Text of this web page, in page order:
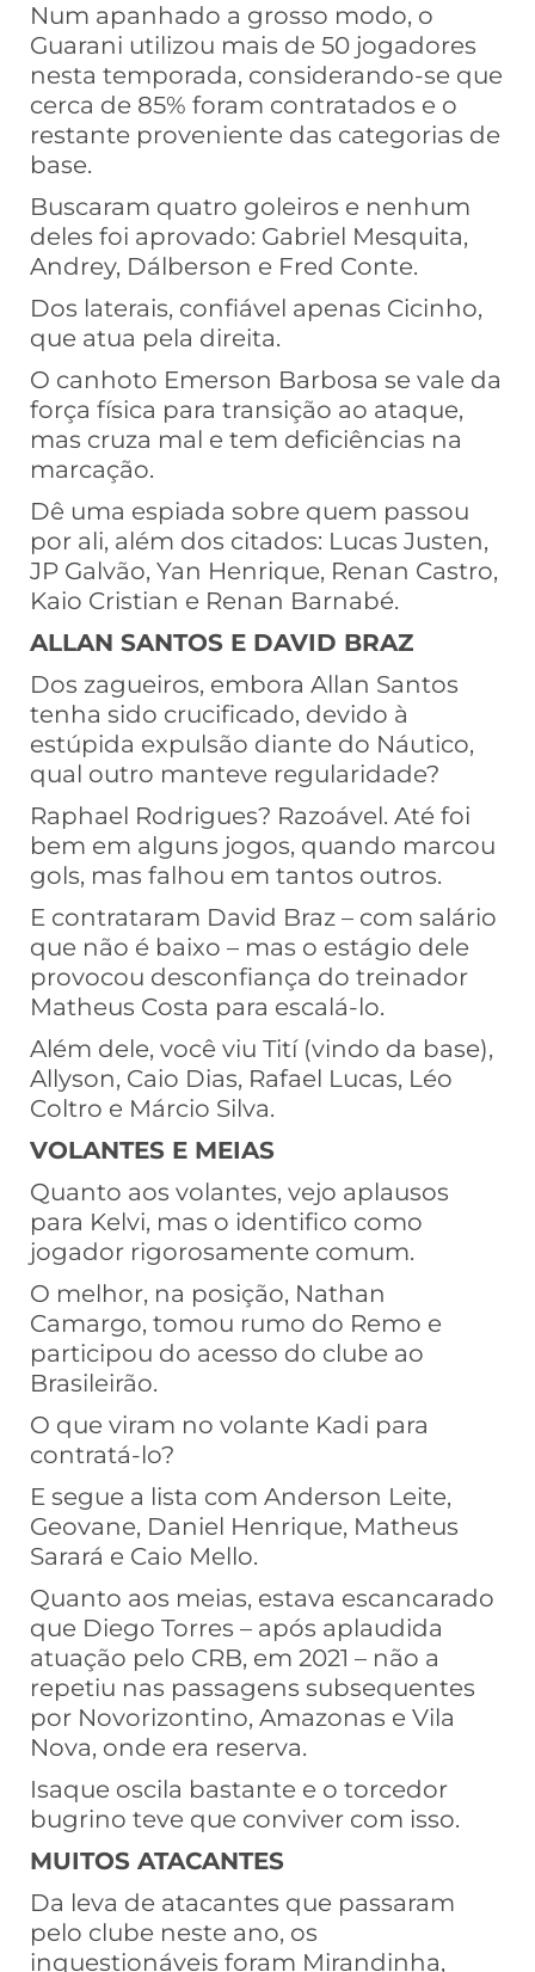
Num apanhado a grosso modo, o
Guarani utilizou mais de 50 jogadores
nesta temporada, considerando-se que
cerca de 85% foram contratados e o
restante proveniente das categorias de
base.
Buscaram quatro goleiros e nenhum
deles foi aprovado: Gabriel Mesquita,
Andrey, Dálberson e Fred Conte.
Dos laterais, confiável apenas Cicinho,
que atua pela direita.
O canhoto Emerson Barbosa se vale da
força física para transição ao ataque,
mas cruza mal e tem deficiências na
marcação.
Dê uma espiada sobre quem passou
por ali, além dos citados: Lucas Justen,
JP Galvão, Yan Henrique, Renan Castro,
Kaio Cristian e Renan Barnabé.
ALLAN SANTOS E DAVID BRAZ
Dos zagueiros, embora Allan Santos
tenha sido crucificado, devido à
estúpida expulsão diante do Náutico,
qual outro manteve regularidade?
Raphael Rodrigues? Razoável. Até foi
bem em alguns jogos, quando marcou
gols, mas falhou em tantos outros.
E contrataram David Braz – com salário
que não é baixo – mas o estágio dele
provocou desconfiança do treinador
Matheus Costa para escalá-lo.
Além dele, você viu Tití (vindo da base),
Allyson, Caio Dias, Rafael Lucas, Léo
Coltro e Márcio Silva.
VOLANTES E MEIAS
Quanto aos volantes, vejo aplausos
para Kelvi, mas o identifico como
jogador rigorosamente comum.
O melhor, na posição, Nathan
Camargo, tomou rumo do Remo e
participou do acesso do clube ao
Brasileirão.
O que viram no volante Kadi para
contratá-lo?
E segue a lista com Anderson Leite,
Geovane, Daniel Henrique, Matheus
Sarará e Caio Mello.
Quanto aos meias, estava escancarado
que Diego Torres – após aplaudida
atuação pelo CRB, em 2021 – não a
repetiu nas passagens subsequentes
por Novorizontino, Amazonas e Vila
Nova, onde era reserva.
Isaque oscila bastante e o torcedor
bugrino teve que conviver com isso.
MUITOS ATACANTES
Da leva de atacantes que passaram
pelo clube neste ano, os
inquestionáveis foram Mirandinha,